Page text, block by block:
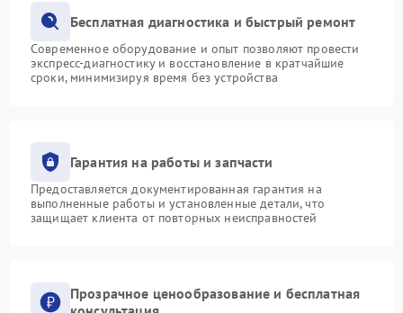
Бесплатная диагностика и быстрый ремонт
Современное оборудование и опыт позволяют провести
экспресс-диагностику и восстановление в кратчайшие
сроки, минимизируя время без устройства
Гарантия на работы и запчасти
Предоставляется документированная гарантия на
выполненные работы и установленные детали, что
защищает клиента от повторных неисправностей
Прозрачное ценообразование и бесплатная